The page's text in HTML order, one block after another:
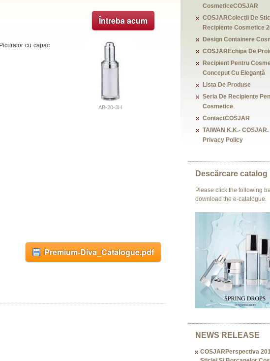
Întreba acum
AB-20-JH
cu capac
Premium-Diva_Catalogue.pdf
CosmeticeCOSJAR
COSJARColecții De
Recipiente Cosmetice
Design Containere
COSJAREchipa De
Recipient Pentru
Conceput Cu Eleganță
Lista De Produse
Seria De Recipiente
Cosmetice
ContactCOSJAR
TAIWAN K.K.- COSJAR.
Privacy Policy
Descărcare catalog
Please click the following
download the e-catalogue.
NEWS RELEASE
COSJARPerspectiva